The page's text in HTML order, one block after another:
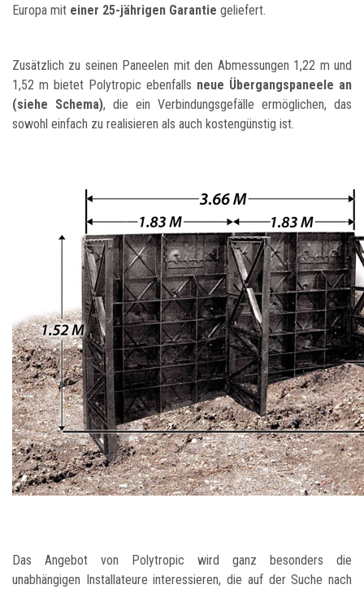
Europa mit einer 25-jährigen Garantie geliefert.
Zusätzlich zu seinen Paneelen mit den Abmessungen 1,22 m und
1,52 m bietet Polytropic ebenfalls neue Übergangspaneele an
(siehe Schema), die ein Verbindungsgefälle ermöglichen, das
sowohl einfach zu realisieren als auch kostengünstig ist.
Das Angebot von Polytropic wird ganz besonders die
unabhängigen Installateure interessieren, die auf der Suche nach